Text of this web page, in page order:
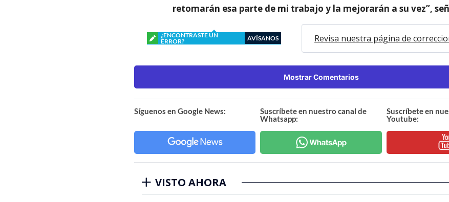
retomarán esa parte de mi trabajo y la mejorarán a su vez”,
¿ENCONTRASTE UN
ERROR?
AVÍSANOS Revisa nuestra página de
Mostrar Comentarios
Síguenos en Google News:
Suscríbete en nuestro canal de
Whatsapp:
Suscríbete en
Youtube:
VISTO AHORA